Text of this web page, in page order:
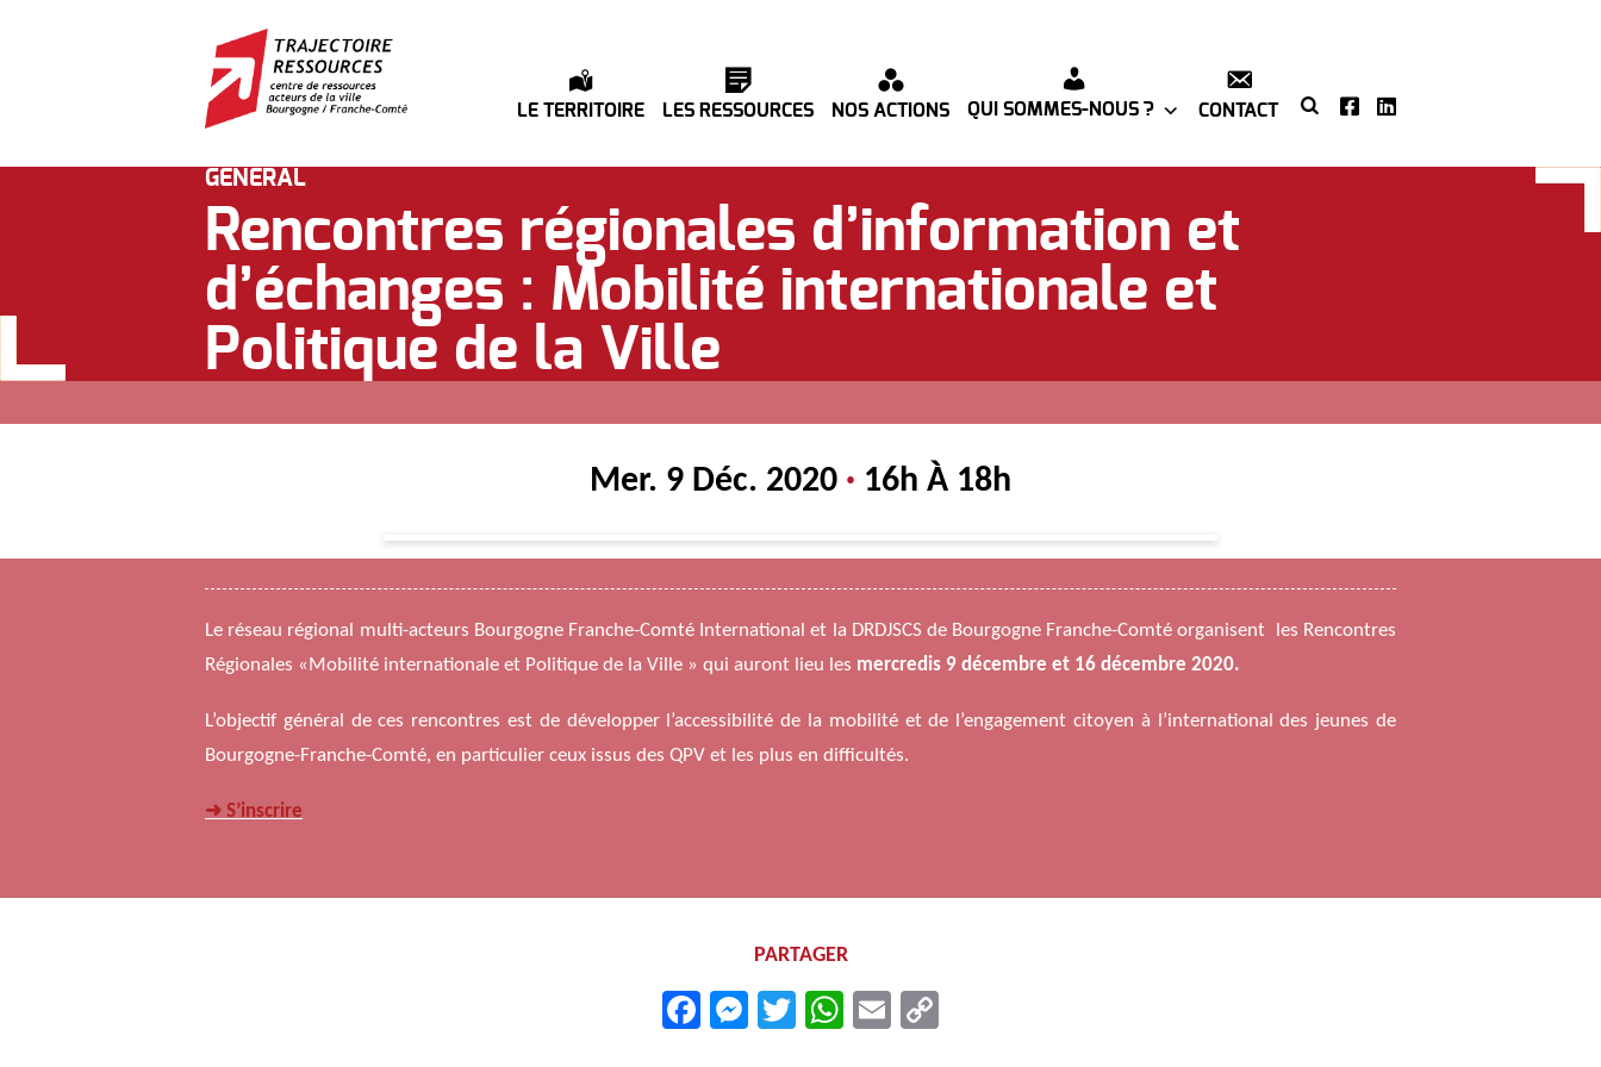
LE TERRITOIRE LES RESSOURCES NOS ACTIONS QUI SOMMES-NOUS ? CONTACT
GÉNÉRAL
Rencontres régionales d’information et
d’échanges : Mobilité internationale et
Politique de la Ville
Mer. 9 Déc. 2020 · 16h À 18h
Le réseau régional multi-acteurs Bourgogne Franche-Comté International et la DRDJSCS de Bourgogne Franche-Comté organisent les Rencontres
Régionales «Mobilité internationale et Politique de la Ville » qui auront lieu les mercredis 9 décembre et 16 décembre 2020.
L’objectif général de ces rencontres est de développer l’accessibilité de la mobilité et de l’engagement citoyen à l’international des jeunes de
Bourgogne-Franche-Comté, en particulier ceux issus des QPV et les plus en difficultés.
➜ S’inscrire
PARTAGER
Facebook
Messenger
TwitterWhatsApp
Email